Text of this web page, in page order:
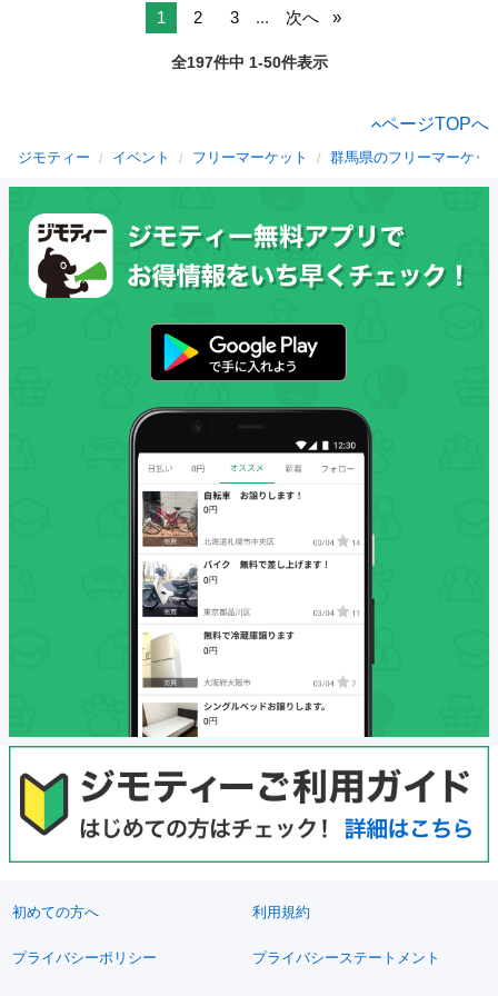
1 2 3 ... 次へ
全197件中 1-50件表示
ページTOPへ
ジモティー イベント フリーマーケット 群馬県のフリーマーケッ
初めての方へ 利用規約
プライバシーポリシー プライバシーステートメント